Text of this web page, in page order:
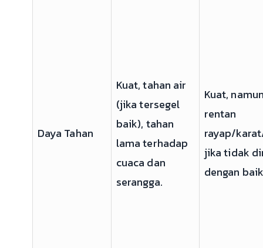
Daya Tahan
Kuat, tahan air
(jika tersegel
baik), tahan
lama terhadap
cuaca dan
serangga.
Kuat,
rentan
rayap/
jika tidak
dengan